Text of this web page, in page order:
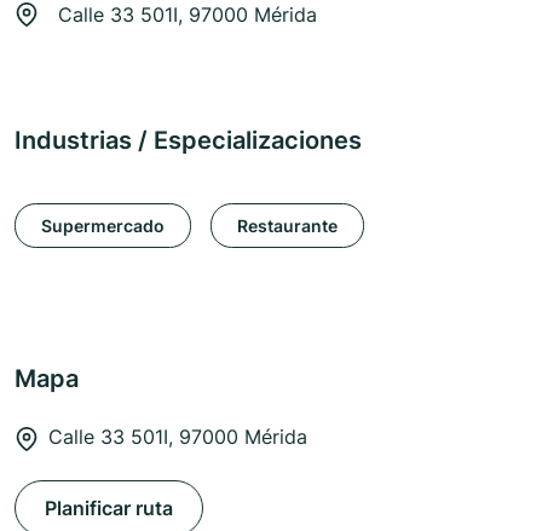
Calle 33 501I, 97000 Mérida
Industrias / Especializaciones
Supermercado Restaurante
Mapa
Calle 33 501I, 97000 Mérida
Planificar ruta